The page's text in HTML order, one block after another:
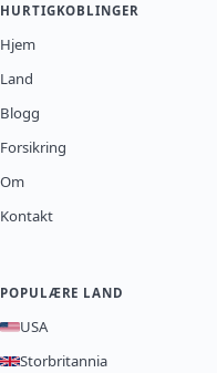
HURTIGKOBLINGER
Hjem
Land
Blogg
Forsikring
Om
Kontakt
POPULÆRE LAND
USA
Storbritannia